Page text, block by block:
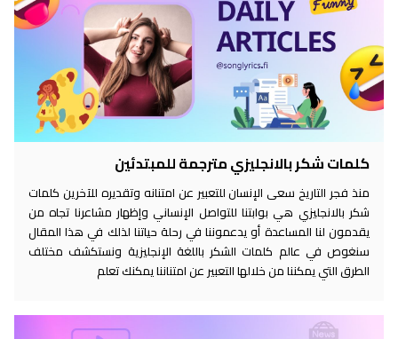
كلمات شكر بالانجليزي مترجمة للمبتدئين
منذ فجر التاريخ سعى الإنسان للتعبير عن امتنانه وتقديره للآخرين كلمات
شكر بالانجليزي هي بوابتنا للتواصل الإنساني وإظهار مشاعرنا تجاه من
يقدمون لنا المساعدة أو يدعموننا في رحلة حياتنا لذلك في هذا المقال
سنغوص في عالم كلمات الشكر باللغة الإنجليزية ونستكشف مختلف
الطرق التي يمكننا من خلالها التعبير عن امتناننا يمكنك تعلم